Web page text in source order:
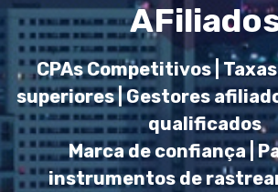
CPAs Competitivos |
superiores | Gestores
qualificados
Marca de confiança |
instrumentos de